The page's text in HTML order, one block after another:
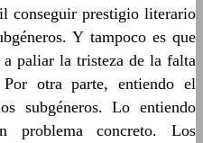
conseguir prestigio literario
Y tampoco es que
paliar la tristeza de la falta
otra parte, entiendo el
subgéneros. Lo entiendo
problema concreto. Los